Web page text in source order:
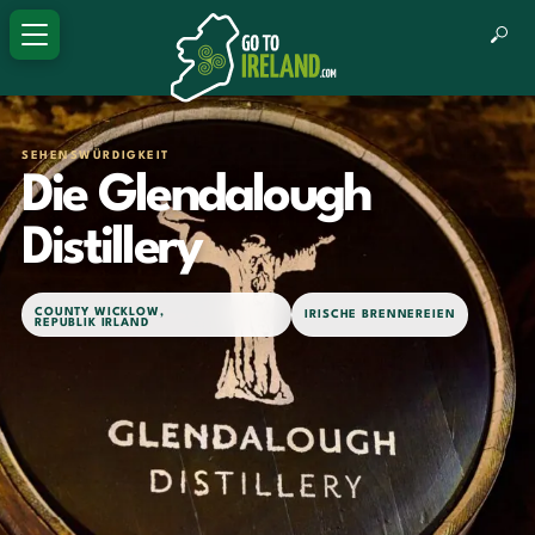
SEHENSWÜRDIGKEIT
Die Glendalough
Distillery
COUNTY WICKLOW ,
REPUBLIK IRLAND
IRISCHE BRENNEREIEN